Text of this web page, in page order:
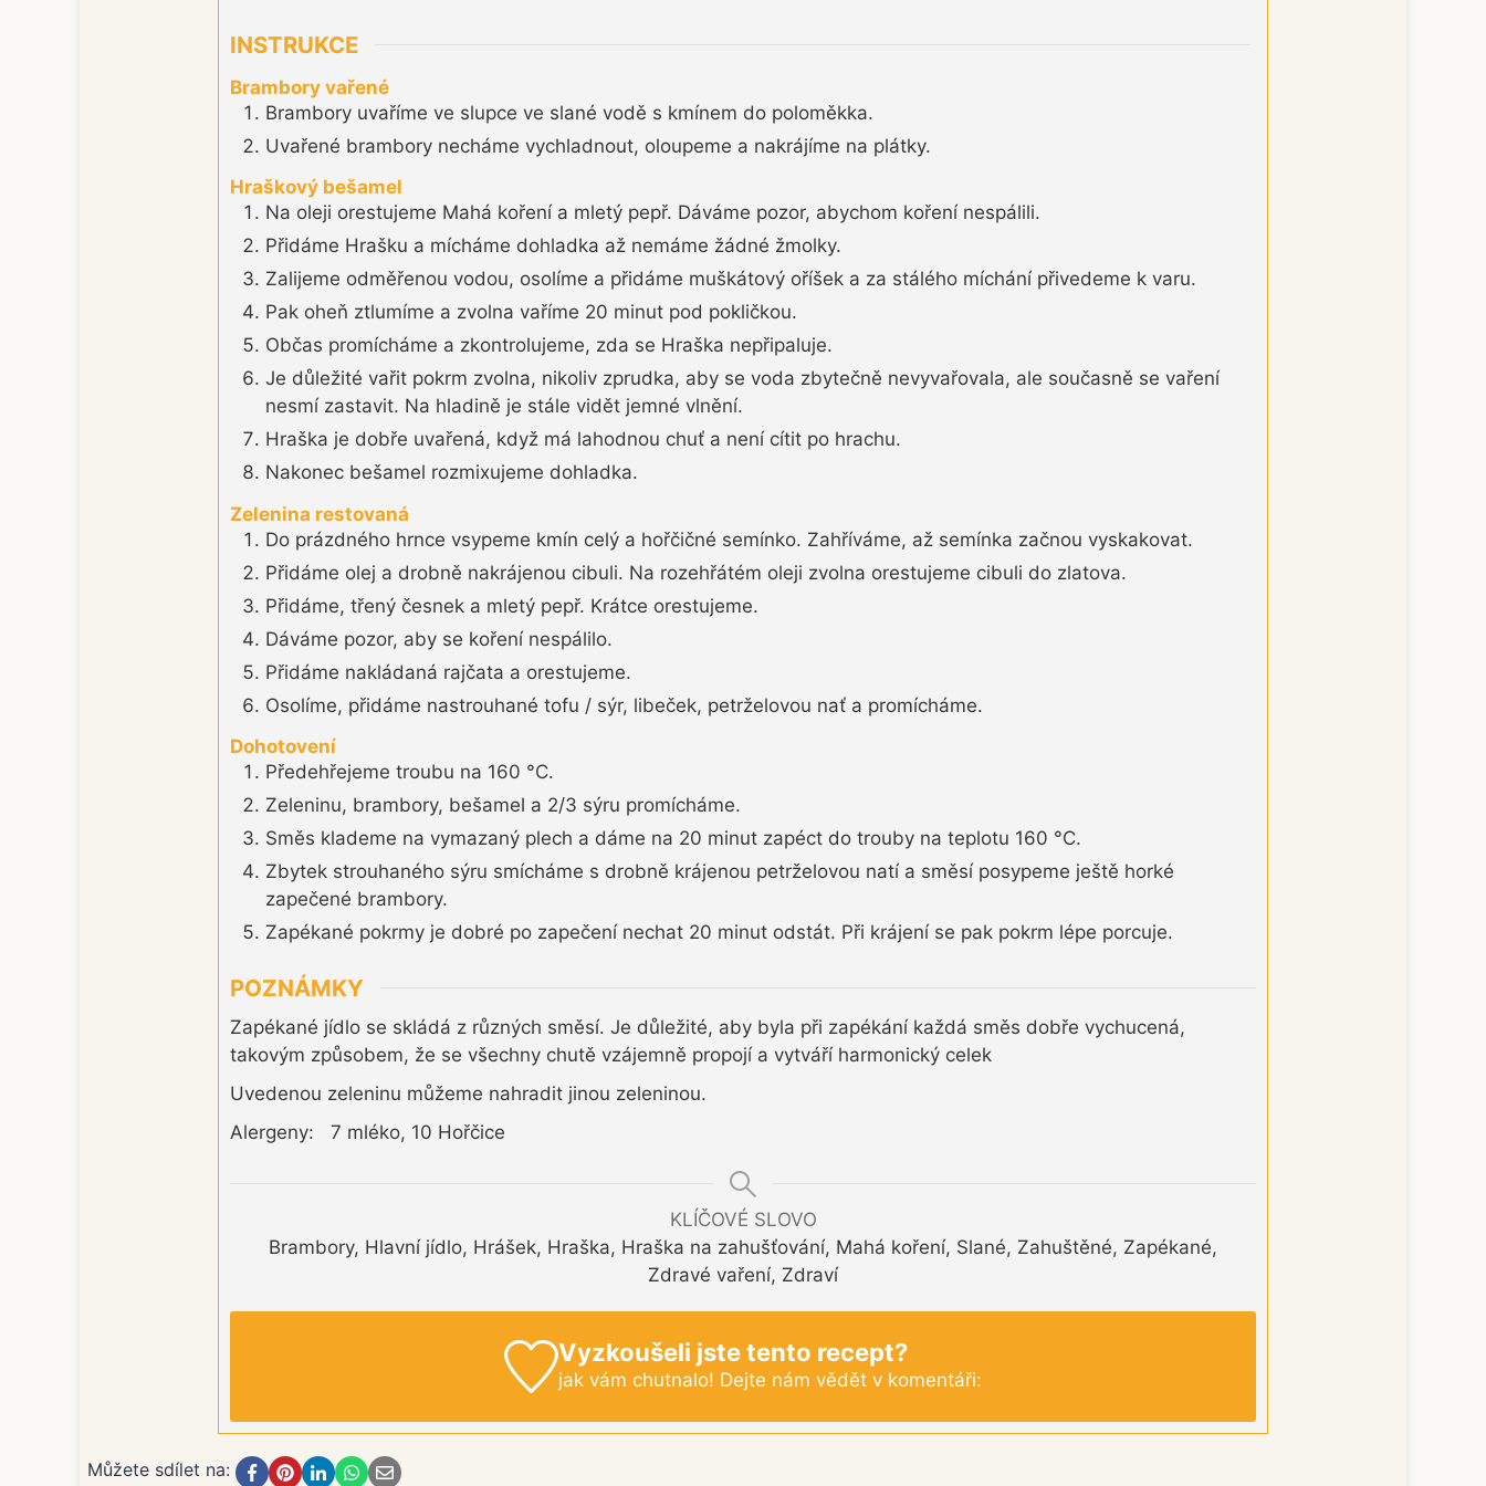
INSTRUKCE
Brambory vařené
Brambory uvaříme ve slupce ve slané vodě s kmínem do poloměkka.
Uvařené brambory necháme vychladnout, oloupeme a nakrájíme na plátky.
Hraškový bešamel
Na oleji orestujeme Mahá koření a mletý pepř. Dáváme pozor, abychom koření nespálili.
Přidáme Hrašku a mícháme dohladka až nemáme žádné žmolky.
Zalijeme odměřenou vodou, osolíme a přidáme muškátový oříšek a za stálého míchání přivedeme k varu.
Pak oheň ztlumíme a zvolna vaříme 20 minut pod pokličkou.
Občas promícháme a zkontrolujeme, zda se Hraška nepřipaluje.
Je důležité vařit pokrm zvolna, nikoliv zprudka, aby se voda zbytečně nevyvařovala, ale současně se vaření
nesmí zastavit. Na hladině je stále vidět jemné vlnění.
Hraška je dobře uvařená, když má lahodnou chuť a není cítit po hrachu.
Nakonec bešamel rozmixujeme dohladka.
Zelenina restovaná
Do prázdného hrnce vsypeme kmín celý a hořčičné semínko. Zahříváme, až semínka začnou vyskakovat.
Přidáme olej a drobně nakrájenou cibuli. Na rozehřátém oleji zvolna orestujeme cibuli do zlatova.
Přidáme, třený česnek a mletý pepř. Krátce orestujeme.
Dáváme pozor, aby se koření nespálilo.
Přidáme nakládaná rajčata a orestujeme.
Osolíme, přidáme nastrouhané tofu / sýr, libeček, petrželovou nať a promícháme.
Dohotovení
Předehřejeme troubu na 160 °C.
Zeleninu, brambory, bešamel a 2/3 sýru promícháme.
Směs klademe na vymazaný plech a dáme na 20 minut zapéct do trouby na teplotu 160 °C.
Zbytek strouhaného sýru smícháme s drobně krájenou petrželovou natí a směsí posypeme ještě horké
zapečené brambory.
Zapékané pokrmy je dobré po zapečení nechat 20 minut odstát. Při krájení se pak pokrm lépe porcuje.
POZNÁMKY
Zapékané jídlo se skládá z různých směsí. Je důležité, aby byla při zapékání každá směs dobře vychucená,
takovým způsobem, že se všechny chutě vzájemně propojí a vytváří harmonický celek
Uvedenou zeleninu můžeme nahradit jinou zeleninou.
Alergeny: 7 mléko, 10 Hořčice
KLÍČOVÉ SLOVO
Brambory, Hlavní jídlo, Hrášek, Hraška, Hraška na zahušťování, Mahá koření, Slané, Zahuštěné, Zapékané,
Zdravé vaření, Zdraví
Vyzkoušeli jste tento recept?
jak vám chutnalo! Dejte nám vědět v komentáři:
Můžete sdílet na: